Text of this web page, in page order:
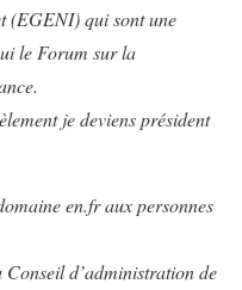
(EGENI) qui sont une
le Forum sur la
je deviens président
en.fr aux personnes
Conseil d’administration de